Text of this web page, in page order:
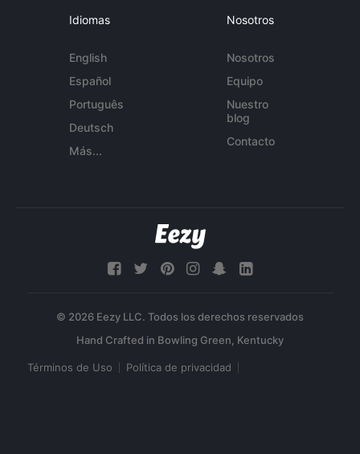
Idiomas
English
Español
Português
Deutsch
Más...
Nosotros
Nosotros
Equipo
Nuestro
blog
Contacto
© 2026 Eezy LLC. Todos los derechos reservados
Términos de Uso Política de privacidad